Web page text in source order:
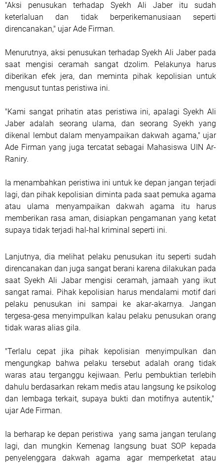
"Aksi penusukan terhadap Syekh Ali Jaber itu sudah
keterlaluan dan tidak berperikemanusiaan seperti
direncanakan," ujar Ade Firman.
Menurutnya, aksi penusukan terhadap Syekh Ali Jaber pada
saat mengisi ceramah sangat dzolim. Pelakunya harus
diberikan efek jera, dan meminta pihak kepolisian untuk
mengusut tuntas peristiwa ini.
"Kami sangat prihatin atas peristiwa ini, apalagi Syekh Ali
Jaber adalah seorang ulama, dan seorang Syekh yang
dikenal lembut dalam menyampaikan dakwah agama," ujar
Ade Firman yang juga tercatat sebagai Mahasiswa UIN Ar-
Raniry.
Ia menambahkan peristiwa ini untuk ke depan jangan terjadi
lagi, dan pihak kepolisian diminta pada saat pemuka agama
atau ulama menyampaikan dakwah agama itu harus
memberikan rasa aman, disiapkan pengamanan yang ketat
supaya tidak terjadi hal-hal kriminal seperti ini.
Lanjutnya, dia melihat pelaku penusukan itu seperti sudah
direncanakan dan juga sangat berani karena dilakukan pada
saat Syekh Ali Jabar mengisi ceramah, jamaah yang ikut
sangat ramai. Pihak kepolisian harus mendalami motif dari
pelaku penusukan ini sampai ke akar-akarnya. Jangan
tergesa-gesa menyimpulkan kalau pelaku penusukan orang
tidak waras alias gila.
"Terlalu cepat jika pihak kepolisian menyimpulkan dan
mengungkap bahwa pelaku tersebut adalah orang tidak
waras atau terganggu kejiwaan. Perlu pembuktian terlebih
dahulu berdasarkan rekam medis atau langsung ke psikolog
dan lembaga terkait, supaya bukti dan motifnya autentik,"
ujar Ade Firman.
Ia berharap ke depan peristiwa yang sama jangan terulang
lagi, dan mungkin Kemenag langsung buat SOP kepada
penyelenggara dakwah agama agar memperketat atau